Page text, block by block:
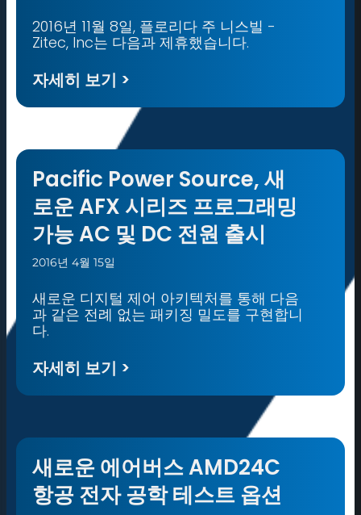
2016년 11월 8일, 플로리다 주 니스빌 -
Zitec, Inc는 다음과 제휴했습니다.
자세히 보기 >
Pacific Power Source, 새
로운 AFX 시리즈 프로그래밍
가능 AC 및 DC 전원 출시
2016년 4월 15일
새로운 디지털 제어 아키텍처를 통해 다음
과 같은 전례 없는 패키징 밀도를 구현합니
다.
자세히 보기 >
새로운 에어버스 AMD24C
항공 전자 공학 테스트 옵션